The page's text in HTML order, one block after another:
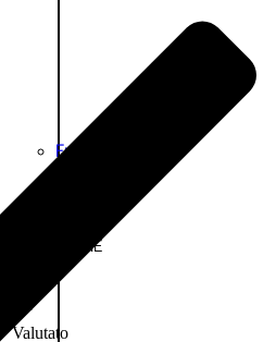
Fragranze
L’OCCITANE
FIORI
DI
Valutato